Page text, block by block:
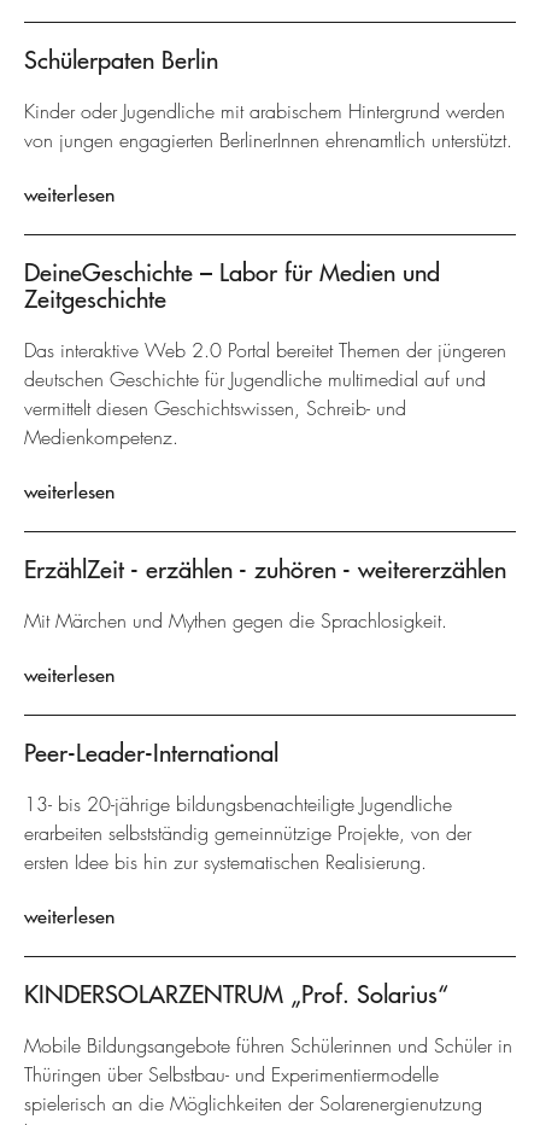
Schülerpaten Berlin
Kinder oder Jugendliche mit arabischem Hintergrund werden
von jungen engagierten BerlinerInnen ehrenamtlich unterstützt.
weiterlesen
DeineGeschichte – Labor für Medien und
Zeitgeschichte
Das interaktive Web 2.0 Portal bereitet Themen der jüngeren
deutschen Geschichte für Jugendliche multimedial auf und
vermittelt diesen Geschichtswissen, Schreib- und
Medienkompetenz.
weiterlesen
ErzählZeit - erzählen - zuhören - weitererzählen
Mit Märchen und Mythen gegen die Sprachlosigkeit.
weiterlesen
Peer-Leader-International
13- bis 20-jährige bildungsbenachteiligte Jugendliche
erarbeiten selbstständig gemeinnützige Projekte, von der
ersten Idee bis hin zur systematischen Realisierung.
weiterlesen
KINDERSOLARZENTRUM „Prof. Solarius“
Mobile Bildungsangebote führen Schülerinnen und Schüler in
Thüringen über Selbstbau- und Experimentiermodelle
spielerisch an die Möglichkeiten der Solarenergienutzung